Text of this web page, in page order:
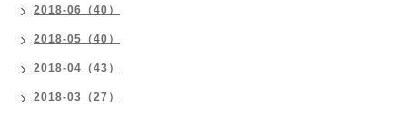
2018-06（40）
2018-05（40）
2018-04（43）
2018-03（27）